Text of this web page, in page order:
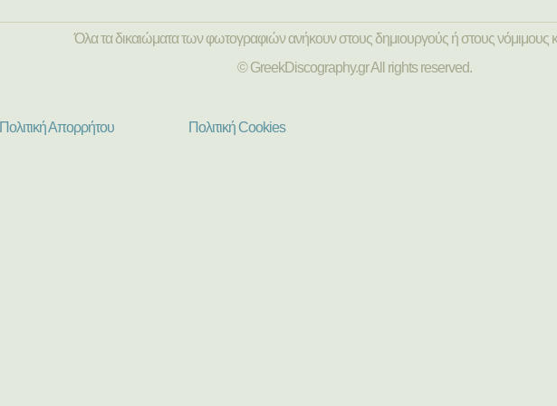
Όλα τα δικαιώματα των φωτογραφιών ανήκουν στους δημιουργούς ή στους νόμιμους
© GreekDiscography.gr All rights reserved.
Πολιτική Απορρήτου Πολιτική Cookies